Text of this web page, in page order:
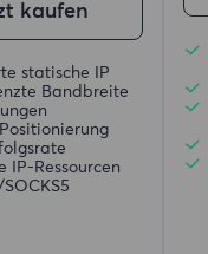
kaufen
statische IP
Bandbreite
IP-Ressourcen
SOCKS5